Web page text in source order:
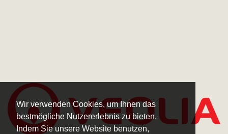
Wir verwenden Cookies, um Ihnen das
bestmögliche Nutzererlebnis zu bieten.
Indem Sie unsere Website benutzen,